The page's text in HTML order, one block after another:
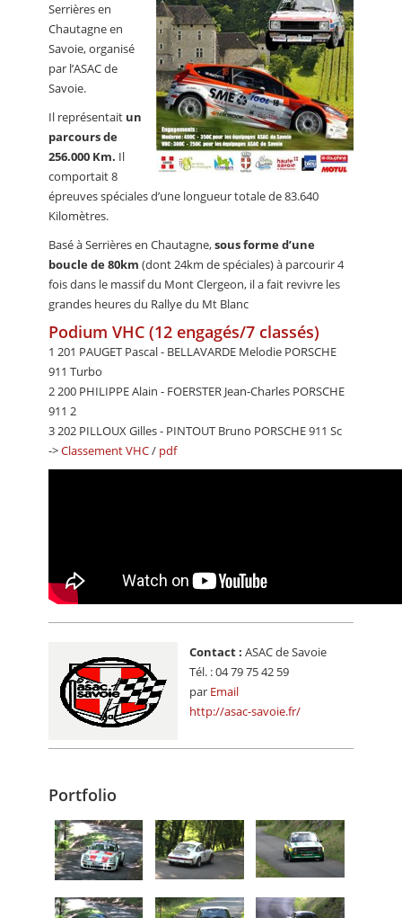
Serrières en
Chautagne en
Savoie, organisé
par l’ASAC de
Savoie.
Il représentait un
parcours de
256.000 Km. Il
comportait 8
épreuves spéciales d’une longueur totale de 83.640
Kilomètres.
Basé à Serrières en Chautagne,sous forme d’une
boucle de 80km (dont 24km de spéciales) à parcourir 4
fois dans le massif du Mont Clergeon, il a fait revivre les
grandes heures du Rallye du Mt Blanc
Podium VHC (12 engagés/7 classés)
1 201 PAUGET Pascal - BELLAVARDE Melodie PORSCHE
911 Turbo
2 200 PHILIPPE Alain - FOERSTER Jean-Charles PORSCHE
911 2
3 202 PILLOUX Gilles - PINTOUT Bruno PORSCHE 911 Sc
->Classement VHC/ pdf
Contact : ASAC de Savoie
Tél. : 04 79 75 42 59
par Email
http://asac-savoie.fr/
Portfolio